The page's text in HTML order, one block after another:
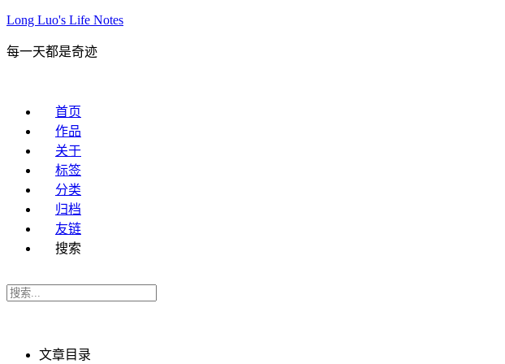
Long Luo's Life Notes
每一天都是奇迹
首页
作品
关于
标签
分类
归档
友链
搜索
文章目录